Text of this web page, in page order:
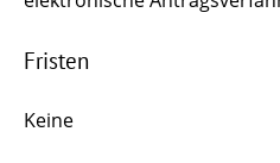
Fristen
Keine